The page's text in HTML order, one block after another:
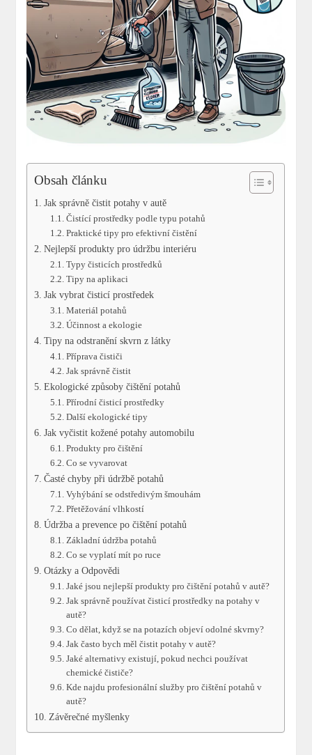
Obsah článku
Jak správně čistit potahy v autě
Čistící prostředky podle typu potahů
Praktické tipy pro efektivní čistění
Nejlepší produkty pro údržbu interiéru
Typy čisticích prostředků
Tipy na aplikaci
Jak vybrat čisticí prostředek
Materiál potahů
Účinnost a ekologie
Tipy na odstranění skvrn z látky
Příprava čističi
Jak správně čistit
Ekologické způsoby čištění potahů
Přírodní čisticí prostředky
Další ekologické tipy
Jak vyčistit kožené potahy automobilu
Produkty pro čištění
Co se vyvarovat
Časté chyby při údržbě potahů
Vyhýbání se odstředivým šmouhám
Přetěžování vlhkostí
Údržba a prevence po čištění potahů
Základní údržba potahů
Co se vyplatí mít po ruce
Otázky a Odpovědi
Jaké jsou nejlepší produkty pro čištění potahů v autě?
Jak správně používat čisticí prostředky na potahy v
autě?
Co dělat, když se na potazích objeví odolné skvrny?
Jak často bych měl čistit potahy v autě?
Jaké alternativy existují, pokud nechci používat
chemické čističe?
Kde najdu profesionální služby pro čištění potahů v
autě?
Závěrečné myšlenky